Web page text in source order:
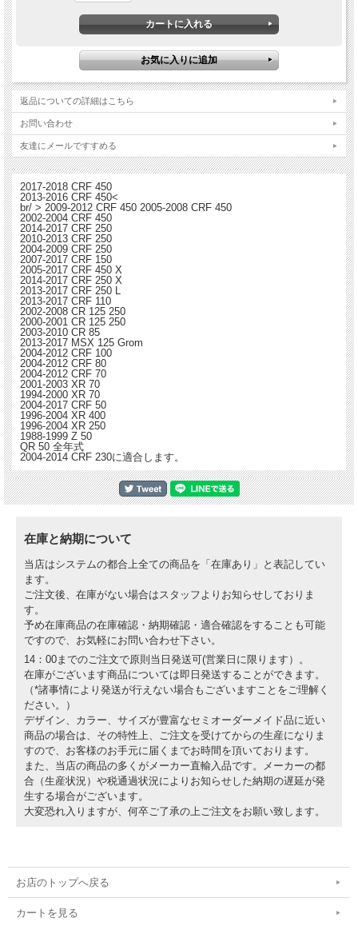
返品についての詳細はこちら
お問い合わせ
友達にメールですすめる
2017-2018 CRF 450
2013-2016 CRF 450<
br/ > 2009-2012 CRF 450 2005-2008 CRF 450
2002-2004 CRF 450
2014-2017 CRF 250
2010-2013 CRF 250
2004-2009 CRF 250
2007-2017 CRF 150
2005-2017 CRF 450 X
2014-2017 CRF 250 X
2013-2017 CRF 250 L
2013-2017 CRF 110
2002-2008 CR 125 250
2000-2001 CR 125 250
2003-2010 CR 85
2013-2017 MSX 125 Grom
2004-2012 CRF 100
2004-2012 CRF 80
2004-2012 CRF 70
2001-2003 XR 70
1994-2000 XR 70
2004-2017 CRF 50
1996-2004 XR 400
1996-2004 XR 250
1988-1999 Z 50
QR 50 全年式
2004-2014 CRF 230に適合します。
在庫と納期について
当店はシステムの都合上全ての商品を「在庫あり」と表記してい
ます。
ご注文後、在庫がない場合はスタッフよりお知らせしておりま
す。
予め在庫商品の在庫確認・納期確認・適合確認をすることも可能
ですので、お気軽にお問い合わせ下さい。
14：00までのご注文で原則当日発送可(営業日に限ります）。
在庫がございます商品については即日発送することができます。
（*諸事情により発送が行えない場合もございますことをご理解く
ださい。）
デザイン、カラー、サイズが豊富なセミオーダーメイド品に近い
商品の場合は、その特性上、ご注文を受けてからの生産になりま
すので、お客様のお手元に届くまでお時間を頂いております。
また、当店の商品の多くがメーカー直輸入品です。メーカーの都
合（生産状況）や税通過状況によりお知らせした納期の遅延が発
生する場合がございます。
大変恐れ入りますが、何卒ご了承の上ご注文をお願い致します。
お店のトップへ戻る
カートを見る